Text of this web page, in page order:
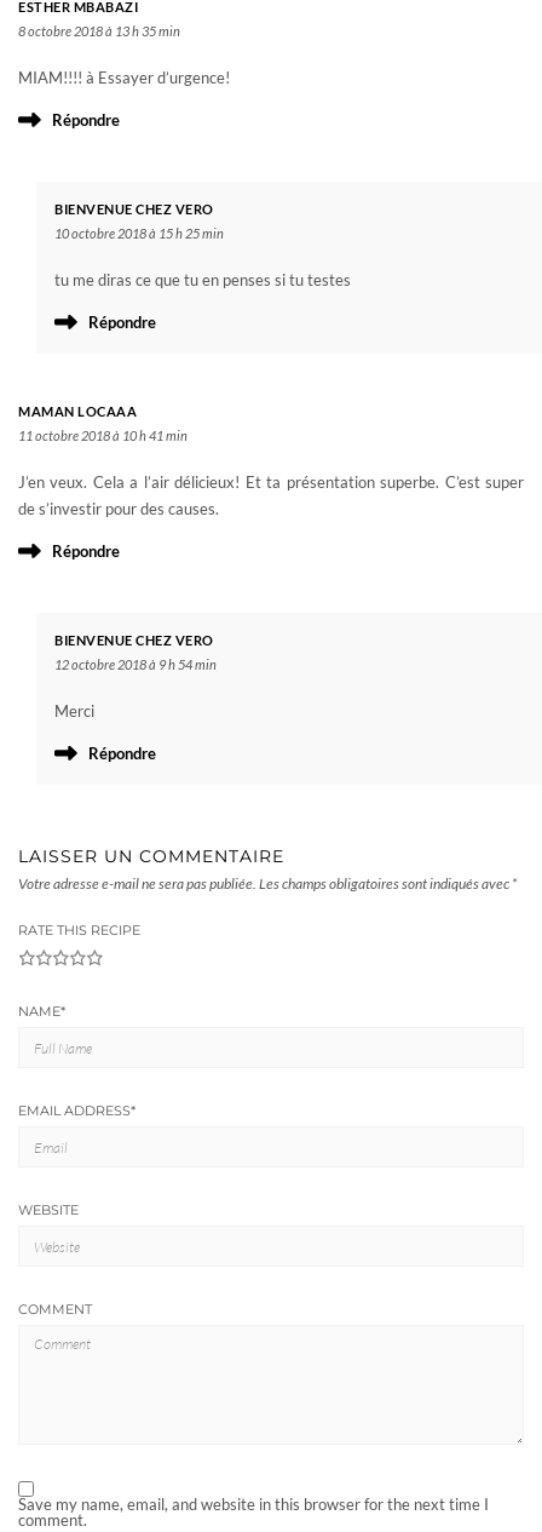
ESTHER MBABAZI
8 octobre 2018 à 13 h 35 min
MIAM!!!! à Essayer d’urgence!
Répondre
BIENVENUE CHEZ VERO
10 octobre 2018 à 15 h 25 min
tu me diras ce que tu en penses si tu testes
Répondre
MAMAN LOCAAA
11 octobre 2018 à 10 h 41 min
J’en veux. Cela a l’air délicieux! Et ta présentation superbe. C’est super
de s’investir pour des causes.
Répondre
BIENVENUE CHEZ VERO
12 octobre 2018 à 9 h 54 min
Merci
Répondre
LAISSER UN COMMENTAIRE
Votre adresse e-mail ne sera pas publiée. Les champs obligatoires sont indiqués avec *
RATE THIS RECIPE
5
4
3
2
NAME*
EMAIL ADDRESS*
WEBSITE
COMMENT
Save my name, email, and website in this browser for the next time I
comment.